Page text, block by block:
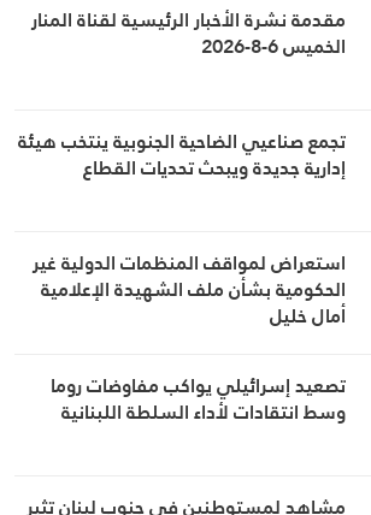
مقدمة نشرة الأخبار الرئيسية لقناة المنار
الخميس 6-8-2026
تجمع صناعيي الضاحية الجنوبية ينتخب هيئة
إدارية جديدة ويبحث تحديات القطاع
استعراض لمواقف المنظمات الدولية غير
الحكومية بشأن ملف الشهيدة الإعلامية
أمال خليل
تصعيد إسرائيلي يواكب مفاوضات روما
وسط انتقادات لأداء السلطة اللبنانية
مشاهد لمستوطنين في جنوب لبنان تثير